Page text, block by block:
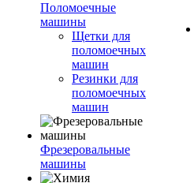
Поломоечные
машины
Щетки для
поломоечных
машин
Резинки для
поломоечных
машин
Фрезеровальные
машины